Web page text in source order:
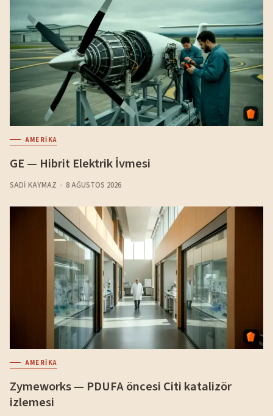
AMERIKA
GE — Hibrit Elektrik İvmesi
SADI KAYMAZ 8 AĞUSTOS 2026
AMERIKA
Zymeworks — PDUFA öncesi Citi katalizör
izlemesi